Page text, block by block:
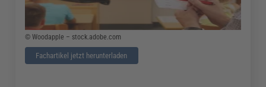
© Woodapple – stock.adobe.com
Fachartikel jetzt herunterladen